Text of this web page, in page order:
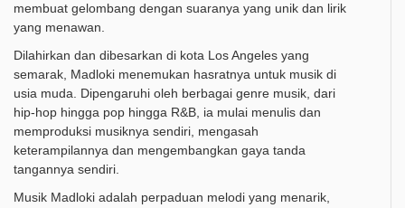
membuat gelombang dengan suaranya yang unik dan lirik
yang menawan.
Dilahirkan dan dibesarkan di kota Los Angeles yang
semarak, Madloki menemukan hasratnya untuk musik di
usia muda. Dipengaruhi oleh berbagai genre musik, dari
hip-hop hingga pop hingga R&B, ia mulai menulis dan
memproduksi musiknya sendiri, mengasah
keterampilannya dan mengembangkan gaya tanda
tangannya sendiri.
Musik Madloki adalah perpaduan melodi yang menarik,